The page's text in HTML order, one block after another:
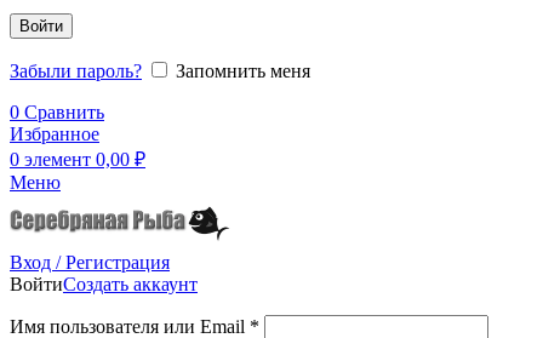
Войти
Забыли пароль?
Запомнить меня
0 Сравнить
Избранное
0 элемент 0,00 ₽
Меню
Вход / Регистрация
ВойтиСоздать аккаунт
Имя пользователя или Email *